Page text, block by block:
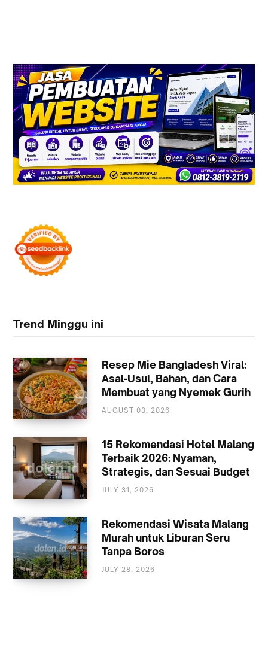
Trend Minggu ini
Resep Mie Bangladesh Viral:
Asal-Usul, Bahan, dan Cara
Membuat yang Nyemek Gurih
AUGUST 03, 2026
AKOMODASI
15 Rekomendasi Hotel Malang
Terbaik 2026: Nyaman,
Strategis, dan Sesuai Budget
JULY 31, 2026
Rekomendasi Wisata Malang
Murah untuk Liburan Seru
Tanpa Boros
JULY 28, 2026